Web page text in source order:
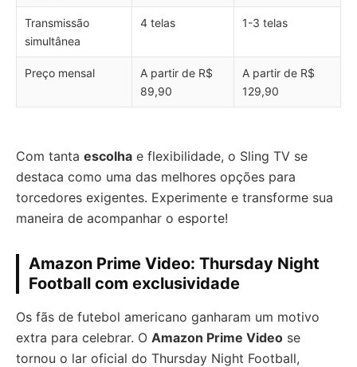
Transmissão
simultânea
4 telas 1-3 telas
Preço mensal
A partir de R$
89,90
A partir de R$
129,90
Com tanta escolha e flexibilidade, o Sling TV se
destaca como uma das melhores opções para
torcedores exigentes. Experimente e transforme sua
maneira de acompanhar o esporte!
Amazon Prime Video: Thursday Night
Football com exclusividade
Os fãs de futebol americano ganharam um motivo
extra para celebrar. O Amazon Prime Video se
tornou o lar oficial do Thursday Night Football,